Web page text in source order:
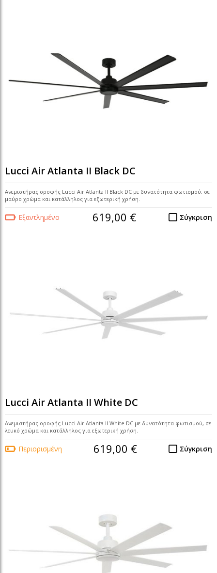
Lucci Air Atlanta II Black DC
Ανεμιστήρας οροφής Lucci Air Atlanta II Black DC με δυνατότητα φωτισμού, σε
μαύρο χρώμα και κατάλληλος για εξωτερική χρήση.
Εξαντλημένο Σύγκριση
619,00 €
Lucci Air Atlanta II White DC
Ανεμιστήρας οροφής Lucci Air Atlanta II White DC με δυνατότητα φωτισμού, σε
λευκό χρώμα και κατάλληλος για εξωτερική χρήση.
Περιορισμένη Σύγκριση
619,00 €